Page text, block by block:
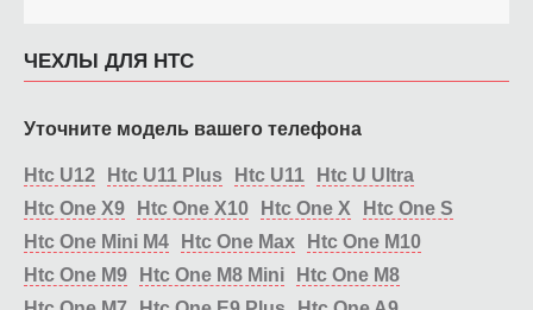
ЧЕХЛЫ ДЛЯ HTC
Уточните модель вашего телефона
Htc U12 Htc U11 Plus Htc U11
Htc U Ultra
Htc One X9
Htc One X10 Htc One X
Htc One S
Htc One Mini M4
Htc One Max
Htc One M10
Htc One M9
Htc One M8 Mini
Htc One M8